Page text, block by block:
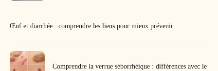
Œuf et diarrhée : comprendre les liens pour mieux prévenir
Comprendre la verrue séborrhéique : différences avec le